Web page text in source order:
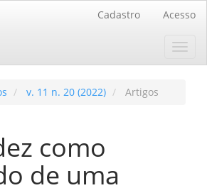
Cadastro Acesso
v. 11 n. 20 (2022) Artigos
como
de uma